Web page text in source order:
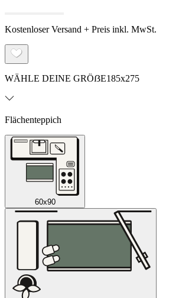
Kostenloser Versand + Preis inkl. MwSt.
WÄHLE DEINE GRÖẞE185x275
Flächenteppich
60x90